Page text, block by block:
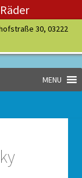
30, 03222
MENU